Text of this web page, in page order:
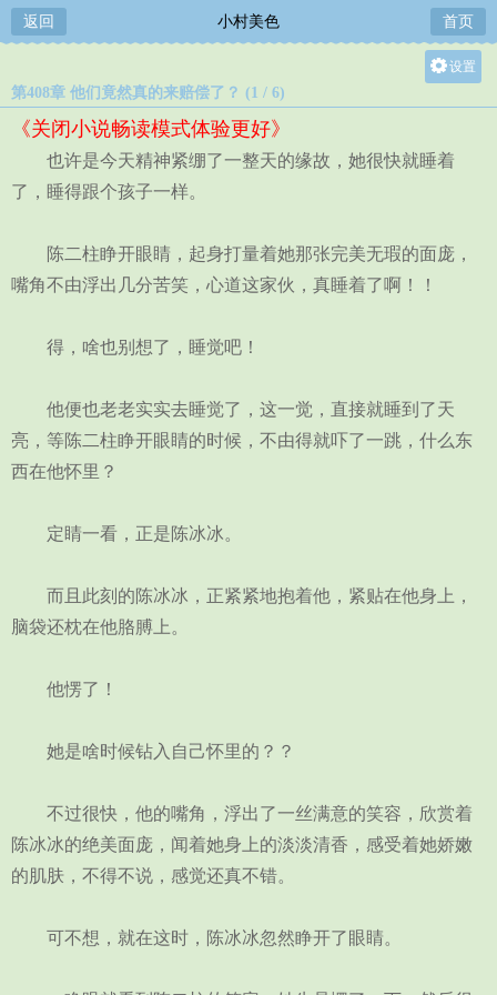
返回 小村美色 首页
设置
中
第408章 他们竟然真的来赔偿了？ (1 / 6)
《关闭小说畅读模式体验更好》
也许是今天精神紧绷了一整天的缘故，她很快就睡着
了，睡得跟个孩子一样。
陈二柱睁开眼睛，起身打量着她那张完美无瑕的面庞，
嘴角不由浮出几分苦笑，心道这家伙，真睡着了啊！！
得，啥也别想了，睡觉吧！
他便也老老实实去睡觉了，这一觉，直接就睡到了天
亮，等陈二柱睁开眼睛的时候，不由得就吓了一跳，什么东
西在他怀里？
定睛一看，正是陈冰冰。
而且此刻的陈冰冰，正紧紧地抱着他，紧贴在他身上，
脑袋还枕在他胳膊上。
他愣了！
她是啥时候钻入自己怀里的？？
不过很快，他的嘴角，浮出了一丝满意的笑容，欣赏着
陈冰冰的绝美面庞，闻着她身上的淡淡清香，感受着她娇嫩
的肌肤，不得不说，感觉还真不错。
可不想，就在这时，陈冰冰忽然睁开了眼睛。